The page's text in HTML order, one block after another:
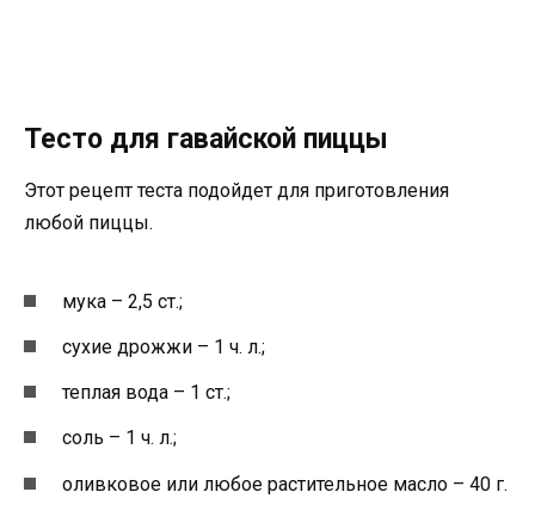
Тесто для гавайской пиццы
Этот рецепт теста подойдет для приготовления
любой пиццы.
мука – 2,5 ст.;
сухие дрожжи – 1 ч. л.;
теплая вода – 1 ст.;
соль – 1 ч. л.;
оливковое или любое растительное масло – 40 г.